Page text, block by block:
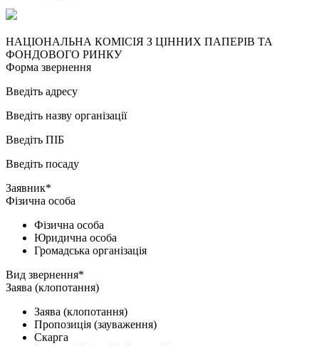
НАЦІОНАЛЬНА КОМІСІЯ З ЦІННИХ ПАПЕРІВ ТА
ФОНДОВОГО РИНКУ
Форма звернення
Введіть адресу
Введіть назву організації
Введіть ПІБ
Введіть посаду
Заявник*
Фізична особа
Фізична особа
Юридична особа
Громадська організація
Вид звернення*
Заява (клопотання)
Заява (клопотання)
Пропозиція (зауваження)
Скарга